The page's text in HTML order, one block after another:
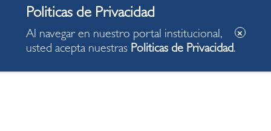
Hora:
Categoría del Evento:
Alcaldia
Al navegar en nuestro portal institucional,
usted acepta nuestras Politicas de Privacidad.